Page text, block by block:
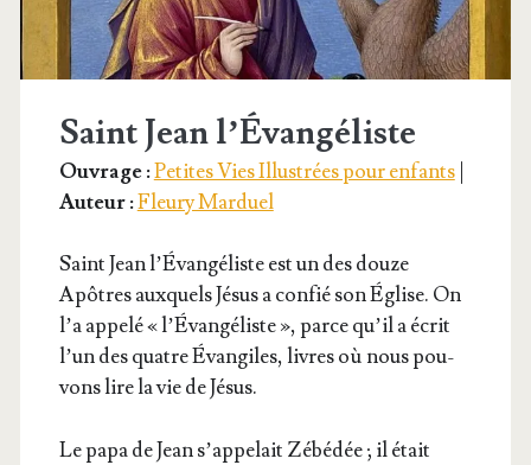
Saint Jean l’Évangéliste
Ouvrage :Petites Vies Illustrées pour enfants|
Auteur :Fleury Marduel
Saint Jean l’Évangéliste est un des douze
Apôtres aux­quels Jésus a confié son Église. On
l’a appe­lé « l’Évangéliste », parce qu’il a écrit
l’un des quatre Évan­giles, livres où nous pou­
vons lire la vie de Jésus.
Le papa de Jean s’ap­pe­lait Zébé­dée ; il était